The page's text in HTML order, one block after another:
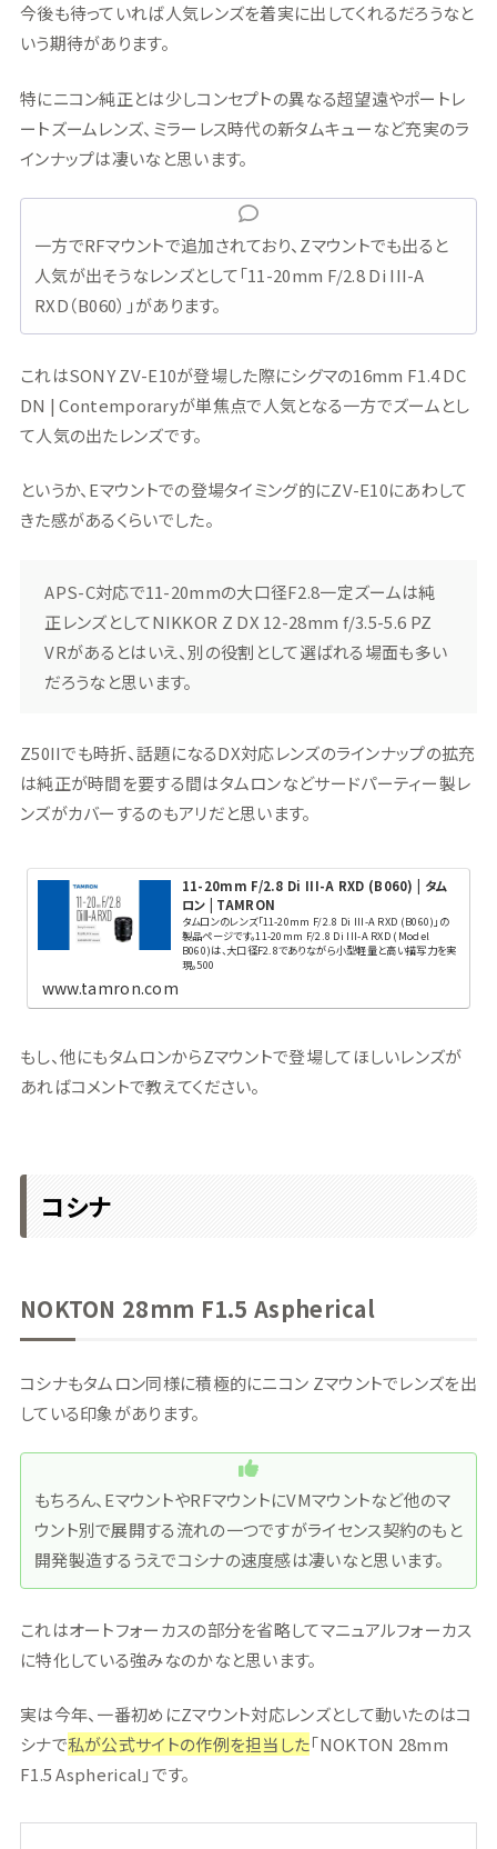
今後も待っていれば人気レンズを着実に出してくれるだろうなと
いう期待があります。
特にニコン純正とは少しコンセプトの異なる超望遠やポートレ
ートズームレンズ、ミラーレス時代の新タムキューなど充実のラ
インナップは凄いなと思います。
一方でRFマウントで追加されており、Zマウントでも出ると
人気が出そうなレンズとして「11-20mm F/2.8 Di III-A
RXD（B060）」があります。
これはSONY ZV-E10が登場した際にシグマの16mm F1.4 DC
DN | Contemporaryが単焦点で人気となる一方でズームとし
て人気の出たレンズです。
というか、Eマウントでの登場タイミング的にZV-E10にあわして
きた感があるくらいでした。
APS-C対応で11-20mmの大口径F2.8一定ズームは純
正レンズとしてNIKKOR Z DX 12-28mm f/3.5-5.6 PZ
VRがあるとはいえ、別の役割として選ばれる場面も多い
だろうなと思います。
Z50IIでも時折、話題になるDX対応レンズのラインナップの拡充
は純正が時間を要する間はタムロンなどサードパーティー製レ
ンズがカバーするのもアリだと思います。
11-20mm F/2.8 Di III-A RXD (B060) | タム
ロン | TAMRON
タムロンのレンズ「11-20mm F/2.8 Di III-A RXD (B060)」の
製品ページです。11-20mm F/2.8 Di III-A RXD (Model
B060)は、大口径F2.8でありながら小型軽量と高い描写力を実
現。500
www.tamron.com
もし、他にもタムロンからZマウントで登場してほしいレンズが
あればコメントで教えてください。
コシナ
NOKTON 28mm F1.5 Aspherical
コシナもタムロン同様に積極的にニコン Zマウントでレンズを出
している印象があります。
もちろん、EマウントやRFマウントにVMマウントなど他のマ
ウント別で展開する流れの一つですがライセンス契約のもと
開発製造するうえでコシナの速度感は凄いなと思います。
これはオートフォーカスの部分を省略してマニュアルフォーカス
に特化している強みなのかなと思います。
実は今年、一番初めにZマウント対応レンズとして動いたのはコ
シナで私が公式サイトの作例を担当した「NOKTON 28mm
F1.5 Aspherical」です。